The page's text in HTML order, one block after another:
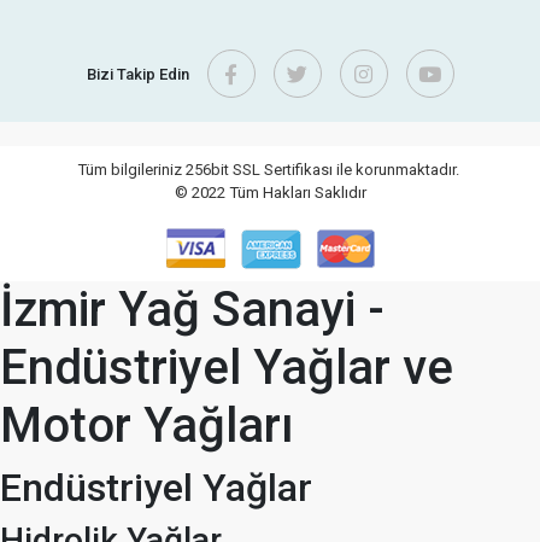
Bizi Takip Edin
Tüm bilgileriniz 256bit SSL Sertifikası ile korunmaktadır.
© 2022 Tüm Hakları Saklıdır
İzmir Yağ Sanayi -
Endüstriyel Yağlar ve
Motor Yağları
Endüstriyel Yağlar